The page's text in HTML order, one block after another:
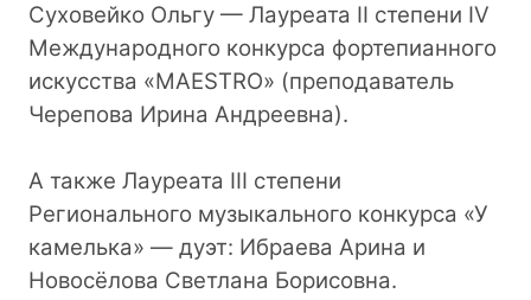
Суховейко Ольгу — Лауреата II степени IV
Международного конкурса фортепианного
искусства «MAESTRO» (преподаватель
Черепова Ирина Андреевна).
А также Лауреата III степени
Регионального музыкального конкурса «У
камелька» — дуэт: Ибраева Арина и
Новосёлова Светлана Борисовна.